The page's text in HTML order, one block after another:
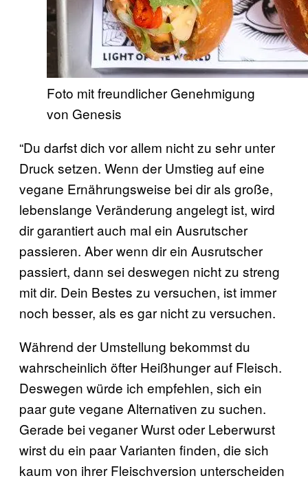
Foto mit freundlicher Genehmigung
von Genesis
“Du darfst dich vor allem nicht zu sehr unter
Druck setzen. Wenn der Umstieg auf eine
vegane Ernährungsweise bei dir als große,
lebenslange Veränderung angelegt ist, wird
dir garantiert auch mal ein Ausrutscher
passieren. Aber wenn dir ein Ausrutscher
passiert, dann sei deswegen nicht zu streng
mit dir. Dein Bestes zu versuchen, ist immer
noch besser, als es gar nicht zu versuchen.
Während der Umstellung bekommst du
wahrscheinlich öfter Heißhunger auf Fleisch.
Deswegen würde ich empfehlen, sich ein
paar gute vegane Alternativen zu suchen.
Gerade bei veganer Wurst oder Leberwurst
wirst du ein paar Varianten finden, die sich
kaum von ihrer Fleischversion unterscheiden